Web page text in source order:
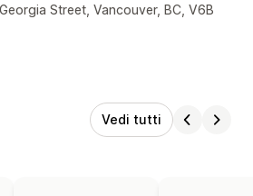
Street, Vancouver, BC, V6B
Vedi tutti